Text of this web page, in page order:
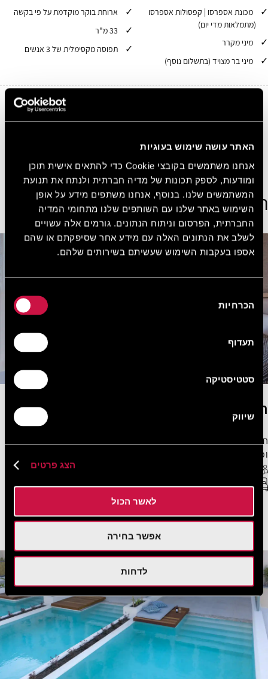
האתר עושה שימוש בעוגיות
אנחנו משתמשים בקובצי Cookie כדי להתאים אישית תוכן
ומודעות, לספק תכונות של מדיה חברתית ולנתח את תנועת
המשתמשים שלנו. בנוסף, אנחנו משתפים מידע על אופן
השימוש באתר שלנו עם השותפים שלנו מתחומי המדיה
החברתית, הפרסום וניתוח הנתונים. גורמים אלה עשויים
לשלב את הנתונים האלה עם מידע אחר שסיפקתם או שהם
אספו בעקבות השימוש שעשיתם בשירותים שלהם.
בחירת
הסכמה
הכרחיות
תעדוף
סטטיסטיקה
שיווק
הצג פרטים
לאשר הכול
אפשר בחירה
לדחות
מכונת אספרסו | קפסולות אספרסו
(מתמלאות מדי יום)
מיני מקרר
מיני בר מצויד (בתשלום נוסף)
ארוחת בוקר מוקדמת על פי בקשה
33 מ"ר
תפוסה מקסימלית של 3 אנשים
10%הנחה בכל הזמנה באתר
באתר.
הצטרפו עכשיו בחינם!
הצג חדרים נוספים
חדר דלוקס זוגי עם נוף לגינה
חדר דלוקס זוגי משלב עיצוב אלגנטי, גוונים טבעיים ואווירה רגועה,
ומציע מרחב נעים לזוגות המחפשים חופשה שלווה.
מיטת קינג סייז או מיטות טווין
22 מ"ר
ראו עוד הזמן עכשיו